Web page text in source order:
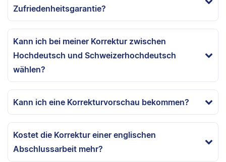
Zufriedenheitsgarantie?
Kann ich bei meiner Korrektur zwischen
Hochdeutsch und Schweizerhochdeutsch
wählen?
Kann ich eine Korrekturvorschau bekommen?
Kostet die Korrektur einer englischen
Abschlussarbeit mehr?